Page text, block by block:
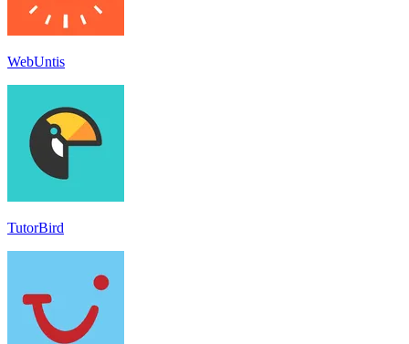
WebUntis
TutorBird